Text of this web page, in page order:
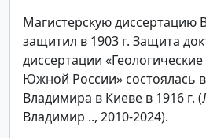
Магистерскую диссертацию
защитил в 1903 г. Защита
диссертации
Южной России» состоялась
Владимира в Киеве в 1916 г.
Владимир .., 2010-2024).